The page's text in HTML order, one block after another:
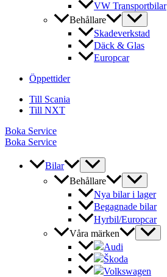
VW Transportbilar
Behållare
Skadeverkstad
Däck & Glas
Europcar
Öppettider
Till Scania
Till NXT
Boka Service
Boka Service
Bilar
Behållare
Nya bilar i lager
Begagnade bilar
Hyrbil/Europcar
Våra märken
Audi
Škoda
Volkswagen